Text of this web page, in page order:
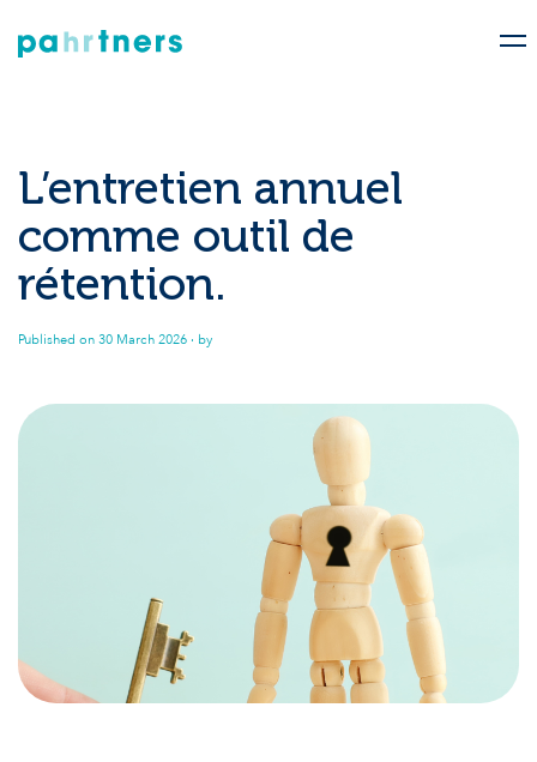
L’entretien annuel
comme outil de
rétention.
Published on 30 March 2026 · by